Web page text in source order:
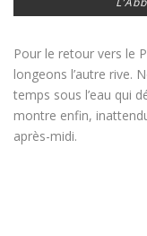
Pour le retour vers le
longeons l’autre rive.
temps sous l’eau qui
montre enfin,
après-midi.